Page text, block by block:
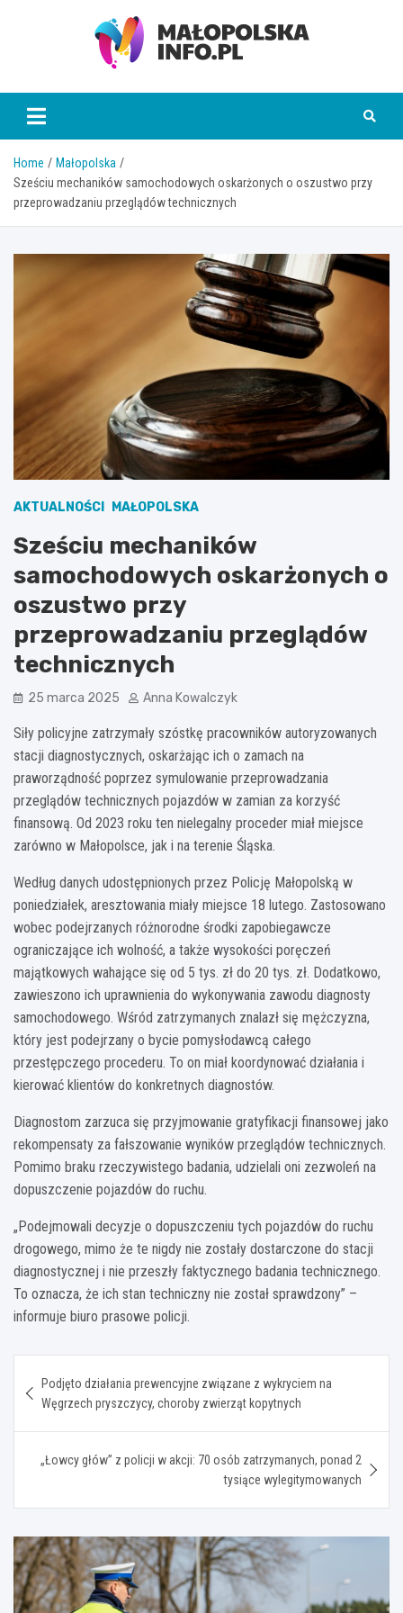
Małopolska Info
Home
Małopolska
Sześciu mechaników samochodowych oskarżonych o oszustwo przy
przeprowadzaniu przeglądów technicznych
AKTUALNOŚCI MAŁOPOLSKA
Sześciu mechaników
samochodowych oskarżonych o
oszustwo przy
przeprowadzaniu przeglądów
technicznych
25 marca 2025 Anna Kowalczyk
Siły policyjne zatrzymały szóstkę pracowników autoryzowanych
stacji diagnostycznych, oskarżając ich o zamach na
praworządność poprzez symulowanie przeprowadzania
przeglądów technicznych pojazdów w zamian za korzyść
finansową. Od 2023 roku ten nielegalny proceder miał miejsce
zarówno w Małopolsce, jak i na terenie Śląska.
Według danych udostępnionych przez Policję Małopolską w
poniedziałek, aresztowania miały miejsce 18 lutego. Zastosowano
wobec podejrzanych różnorodne środki zapobiegawcze
ograniczające ich wolność, a także wysokości poręczeń
majątkowych wahające się od 5 tys. zł do 20 tys. zł. Dodatkowo,
zawieszono ich uprawnienia do wykonywania zawodu diagnosty
samochodowego. Wśród zatrzymanych znalazł się mężczyzna,
który jest podejrzany o bycie pomysłodawcą całego
przestępczego procederu. To on miał koordynować działania i
kierować klientów do konkretnych diagnostów.
Diagnostom zarzuca się przyjmowanie gratyfikacji finansowej jako
rekompensaty za fałszowanie wyników przeglądów technicznych.
Pomimo braku rzeczywistego badania, udzielali oni zezwoleń na
dopuszczenie pojazdów do ruchu.
„Podejmowali decyzje o dopuszczeniu tych pojazdów do ruchu
drogowego, mimo że te nigdy nie zostały dostarczone do stacji
diagnostycznej i nie przeszły faktycznego badania technicznego.
To oznacza, że ich stan techniczny nie został sprawdzony” –
informuje biuro prasowe policji.
wpisu
Podjęto działania prewencyjne związane z wykryciem na
Węgrzech pryszczycy, choroby zwierząt kopytnych
„Łowcy głów” z policji w akcji: 70 osób zatrzymanych, ponad 2
tysiące wylegitymowanych